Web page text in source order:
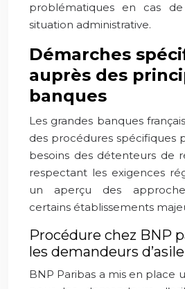
problématiques en cas
situation administrative.
Démarches
auprès des
banques
Les grandes banques
des procédures spécifiques
besoins des détenteurs de
respectant les exigences
un aperçu des
certains établissements
Procédure chez BNP
les demandeurs d’asile
BNP Paribas a mis en place